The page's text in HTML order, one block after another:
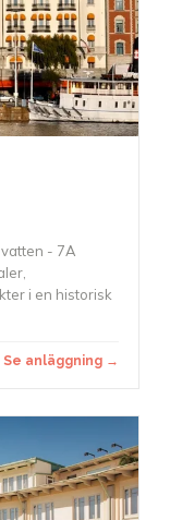
- 7A
i en historisk
Se anläggning →